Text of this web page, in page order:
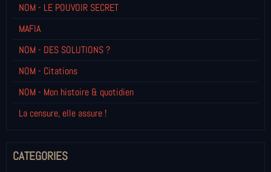
NOM - LE POUVOIR SECRET
MAFIA
NOM - DES SOLUTIONS ?
NOM - Citations
NOM - Mon histoire & quotidien
La censure, elle assure !
CATEGORIES